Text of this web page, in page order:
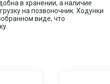
в хранении, а наличие
на позвоночник. Ходунки
виде, что